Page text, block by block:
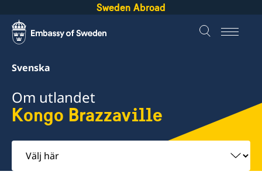
Sweden Abroad
Svenska
Om utlandet
Kongo Brazzaville
Välj
här